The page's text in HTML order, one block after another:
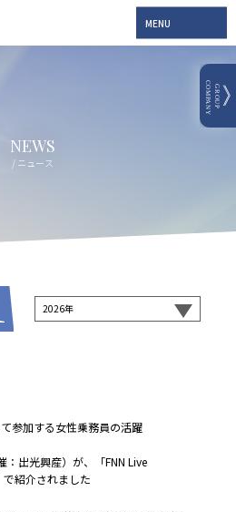
MENU
NEWS
/ ニュース
参加する女性乗務員の活躍
：出光興産）が、「FNN Live
紹介されました